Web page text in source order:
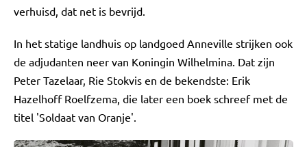
verhuisd, dat net is bevrijd.
In het statige landhuis op landgoed Anneville strijken ook
de adjudanten neer van Koningin Wilhelmina. Dat zijn
Peter Tazelaar, Rie Stokvis en de bekendste: Erik
Hazelhoff Roelfzema, die later een boek schreef met de
titel 'Soldaat van Oranje'.